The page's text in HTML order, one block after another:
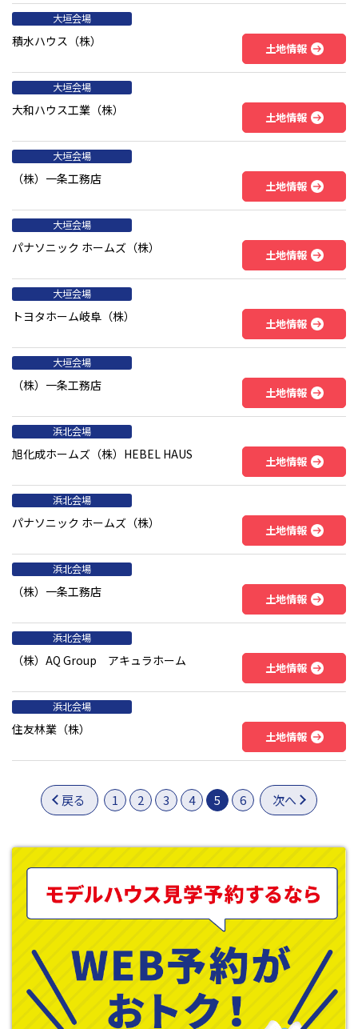
大垣会場
積水ハウス（株） 土地情報
大垣会場
大和ハウス工業（株） 土地情報
大垣会場
（株）一条工務店 土地情報
大垣会場
パナソニック ホームズ（株） 土地情報
大垣会場
トヨタホーム岐阜（株） 土地情報
大垣会場
（株）一条工務店 土地情報
浜北会場
旭化成ホームズ（株）HEBEL HAUS 土地情報
浜北会場
パナソニック ホームズ（株） 土地情報
浜北会場
（株）一条工務店 土地情報
浜北会場
（株）AQ Group アキュラホーム 土地情報
浜北会場
住友林業（株） 土地情報
戻る 1 2 3 4 5 6 次へ